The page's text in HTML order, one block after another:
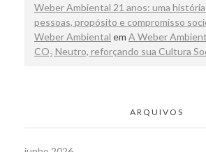
Weber Ambiental 21 anos: uma
pessoas, propósito e compromisso
Weber Ambiental em A Weber
CO₂ Neutro, reforçando sua Cultura
ARQUIVOS